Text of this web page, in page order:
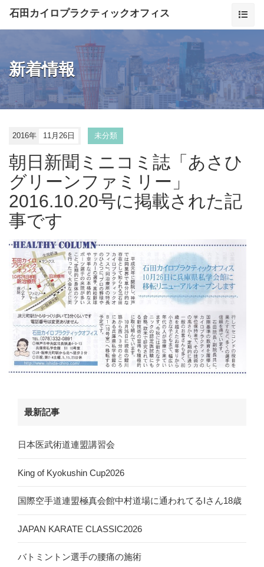
石田カイロプラクティックオフィス
新着情報
2016年 11月26日 未分類
朝日新聞ミニコミ誌「あさひ
グリーンファミリー」
2016.10.20号に掲載された記
事です
最新記事
日本医武術道連盟講習会
King of Kyokushin Cup2026
国際空手道連盟極真会館中村道場に通われてるIさん18歳
JAPAN KARATE CLASSIC2026
バトミントン選手の腰痛の施術